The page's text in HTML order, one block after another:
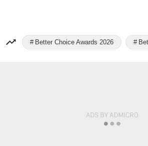
Better Choice Awards 2026